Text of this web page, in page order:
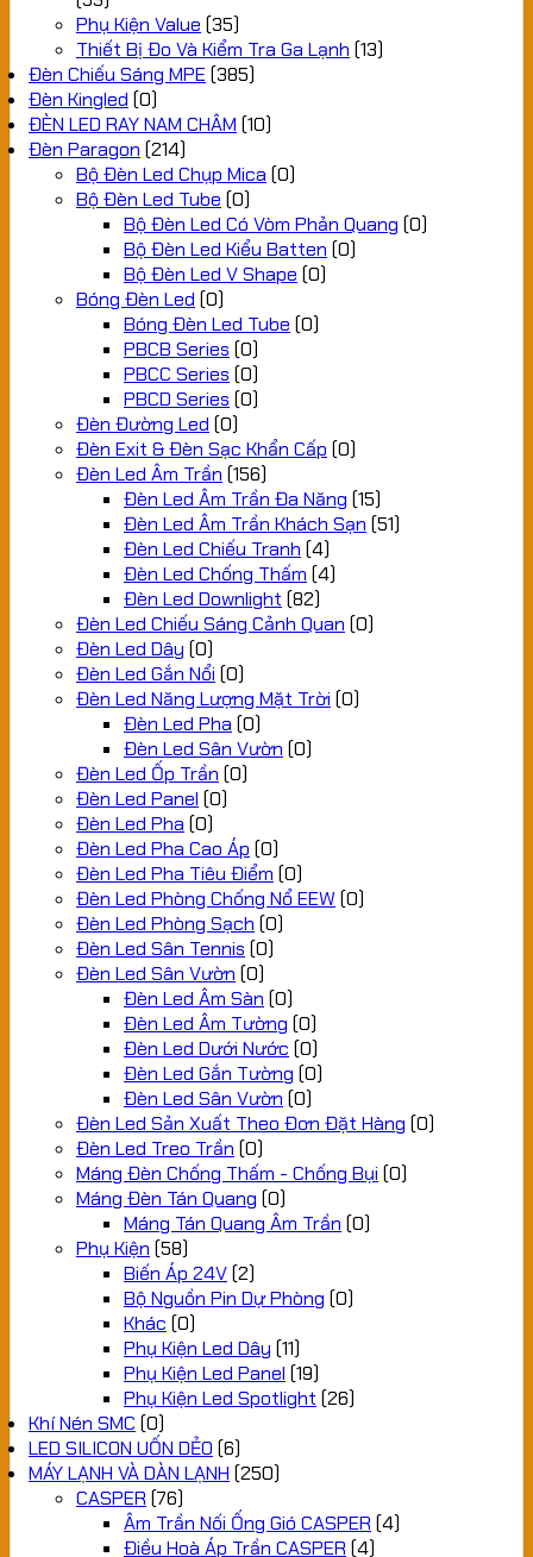
Phụ Kiện Value (35)
Thiết Bị Đo Và Kiểm Tra Ga Lạnh (13)
Đèn Chiếu Sáng MPE (385)
Đèn Kingled (0)
ĐÈN LED RAY NAM CHÂM (10)
Đèn Paragon (214)
Bộ Đèn Led Chụp Mica (0)
Bộ Đèn Led Tube (0)
Bộ Đèn Led Có Vòm Phản Quang (0)
Bộ Đèn Led Kiểu Batten (0)
Bộ Đèn Led V Shape (0)
Bóng Đèn Led (0)
Bóng Đèn Led Tube (0)
PBCB Series (0)
PBCC Series (0)
PBCD Series (0)
Đèn Đường Led (0)
Đèn Exit & Đèn Sạc Khẩn Cấp (0)
Đèn Led Âm Trần (156)
Đèn Led Âm Trần Đa Năng (15)
Đèn Led Âm Trần Khách Sạn (51)
Đèn Led Chiếu Tranh (4)
Đèn Led Chống Thấm (4)
Đèn Led Downlight (82)
Đèn Led Chiếu Sáng Cảnh Quan (0)
Đèn Led Dây (0)
Đèn Led Gắn Nổi (0)
Đèn Led Năng Lượng Mặt Trời (0)
Đèn Led Pha (0)
Đèn Led Sân Vườn (0)
Đèn Led Ốp Trần (0)
Đèn Led Panel (0)
Đèn Led Pha (0)
Đèn Led Pha Cao Áp (0)
Đèn Led Pha Tiêu Điểm (0)
Đèn Led Phòng Chống Nổ EEW (0)
Đèn Led Phòng Sạch (0)
Đèn Led Sân Tennis (0)
Đèn Led Sân Vườn (0)
Đèn Led Âm Sàn (0)
Đèn Led Âm Tường (0)
Đèn Led Dưới Nước (0)
Đèn Led Gắn Tường (0)
Đèn Led Sân Vườn (0)
Đèn Led Sản Xuất Theo Đơn Đặt Hàng (0)
Đèn Led Treo Trần (0)
Máng Đèn Chống Thấm - Chống Bụi (0)
Máng Đèn Tán Quang (0)
Máng Tán Quang Âm Trần (0)
Phụ Kiện (58)
Biến Áp 24V(2)
Bộ Nguồn Pin Dự Phòng (0)
Khác (0)
Phụ Kiện Led Dây (11)
Phụ Kiện Led Panel (19)
Phụ Kiện Led Spotlight (26)
Khí Nén SMC (0)
LED SILICON UỐN DẺO (6)
MÁY LẠNH VÀ DÀN LẠNH (250)
CASPER (76)
Âm Trần Nối Ống Gió CASPER (4)
Điều Hoà Áp Trần CASPER (4)